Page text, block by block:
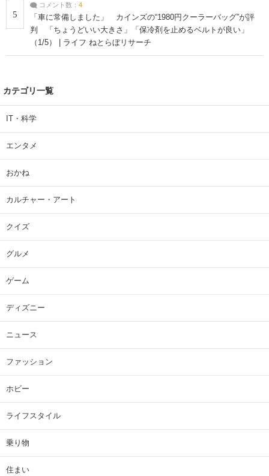
5
コメント数： 4
「車に常備しました」 カインズの“1980円クーラーバッグ”が評
判 「ちょうどいい大きさ」「保冷剤を止めるベルトが良い」
（1/5） | ライフ ねとらぼリサーチ
カテゴリ一覧
IT・科学
エンタメ
おかね
カルチャー・アート
クイズ
グルメ
ゲーム
ディズニー
ニュース
ファッション
ホビー
ライフスタイル
乗り物
住まい